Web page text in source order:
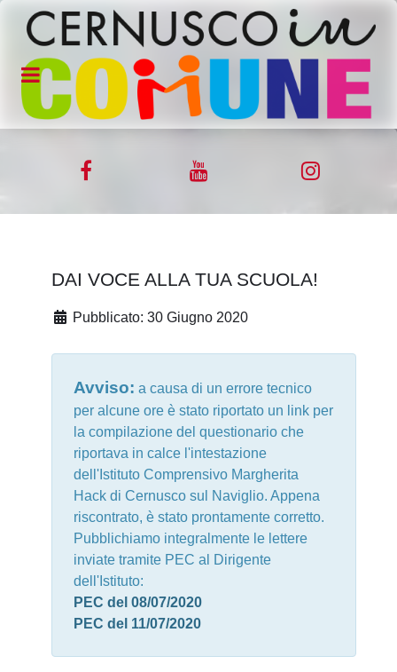
DAI VOCE ALLA TUA SCUOLA!
Pubblicato: 30 Giugno 2020
Avviso: a causa di un errore tecnico
per alcune ore è stato riportato un link per
la compilazione del questionario che
riportava in calce l'intestazione
dell'Istituto Comprensivo Margherita
Hack di Cernusco sul Naviglio. Appena
riscontrato, è stato prontamente corretto.
Pubblichiamo integralmente le lettere
inviate tramite PEC al Dirigente
dell'Istituto:
PEC del 08/07/2020
PEC del 11/07/2020